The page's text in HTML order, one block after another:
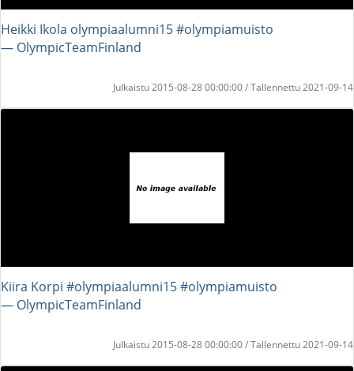
Heikki Ikola olympiaalumni15 #olympiamuisto
― OlympicTeamFinland
Julkaistu 2015-08-28 00:00:00 / Tallennettu 2021-09-14
Kiira Korpi #olympiaalumni15 #olympiamuisto
― OlympicTeamFinland
Julkaistu 2015-08-28 00:00:00 / Tallennettu 2021-09-14